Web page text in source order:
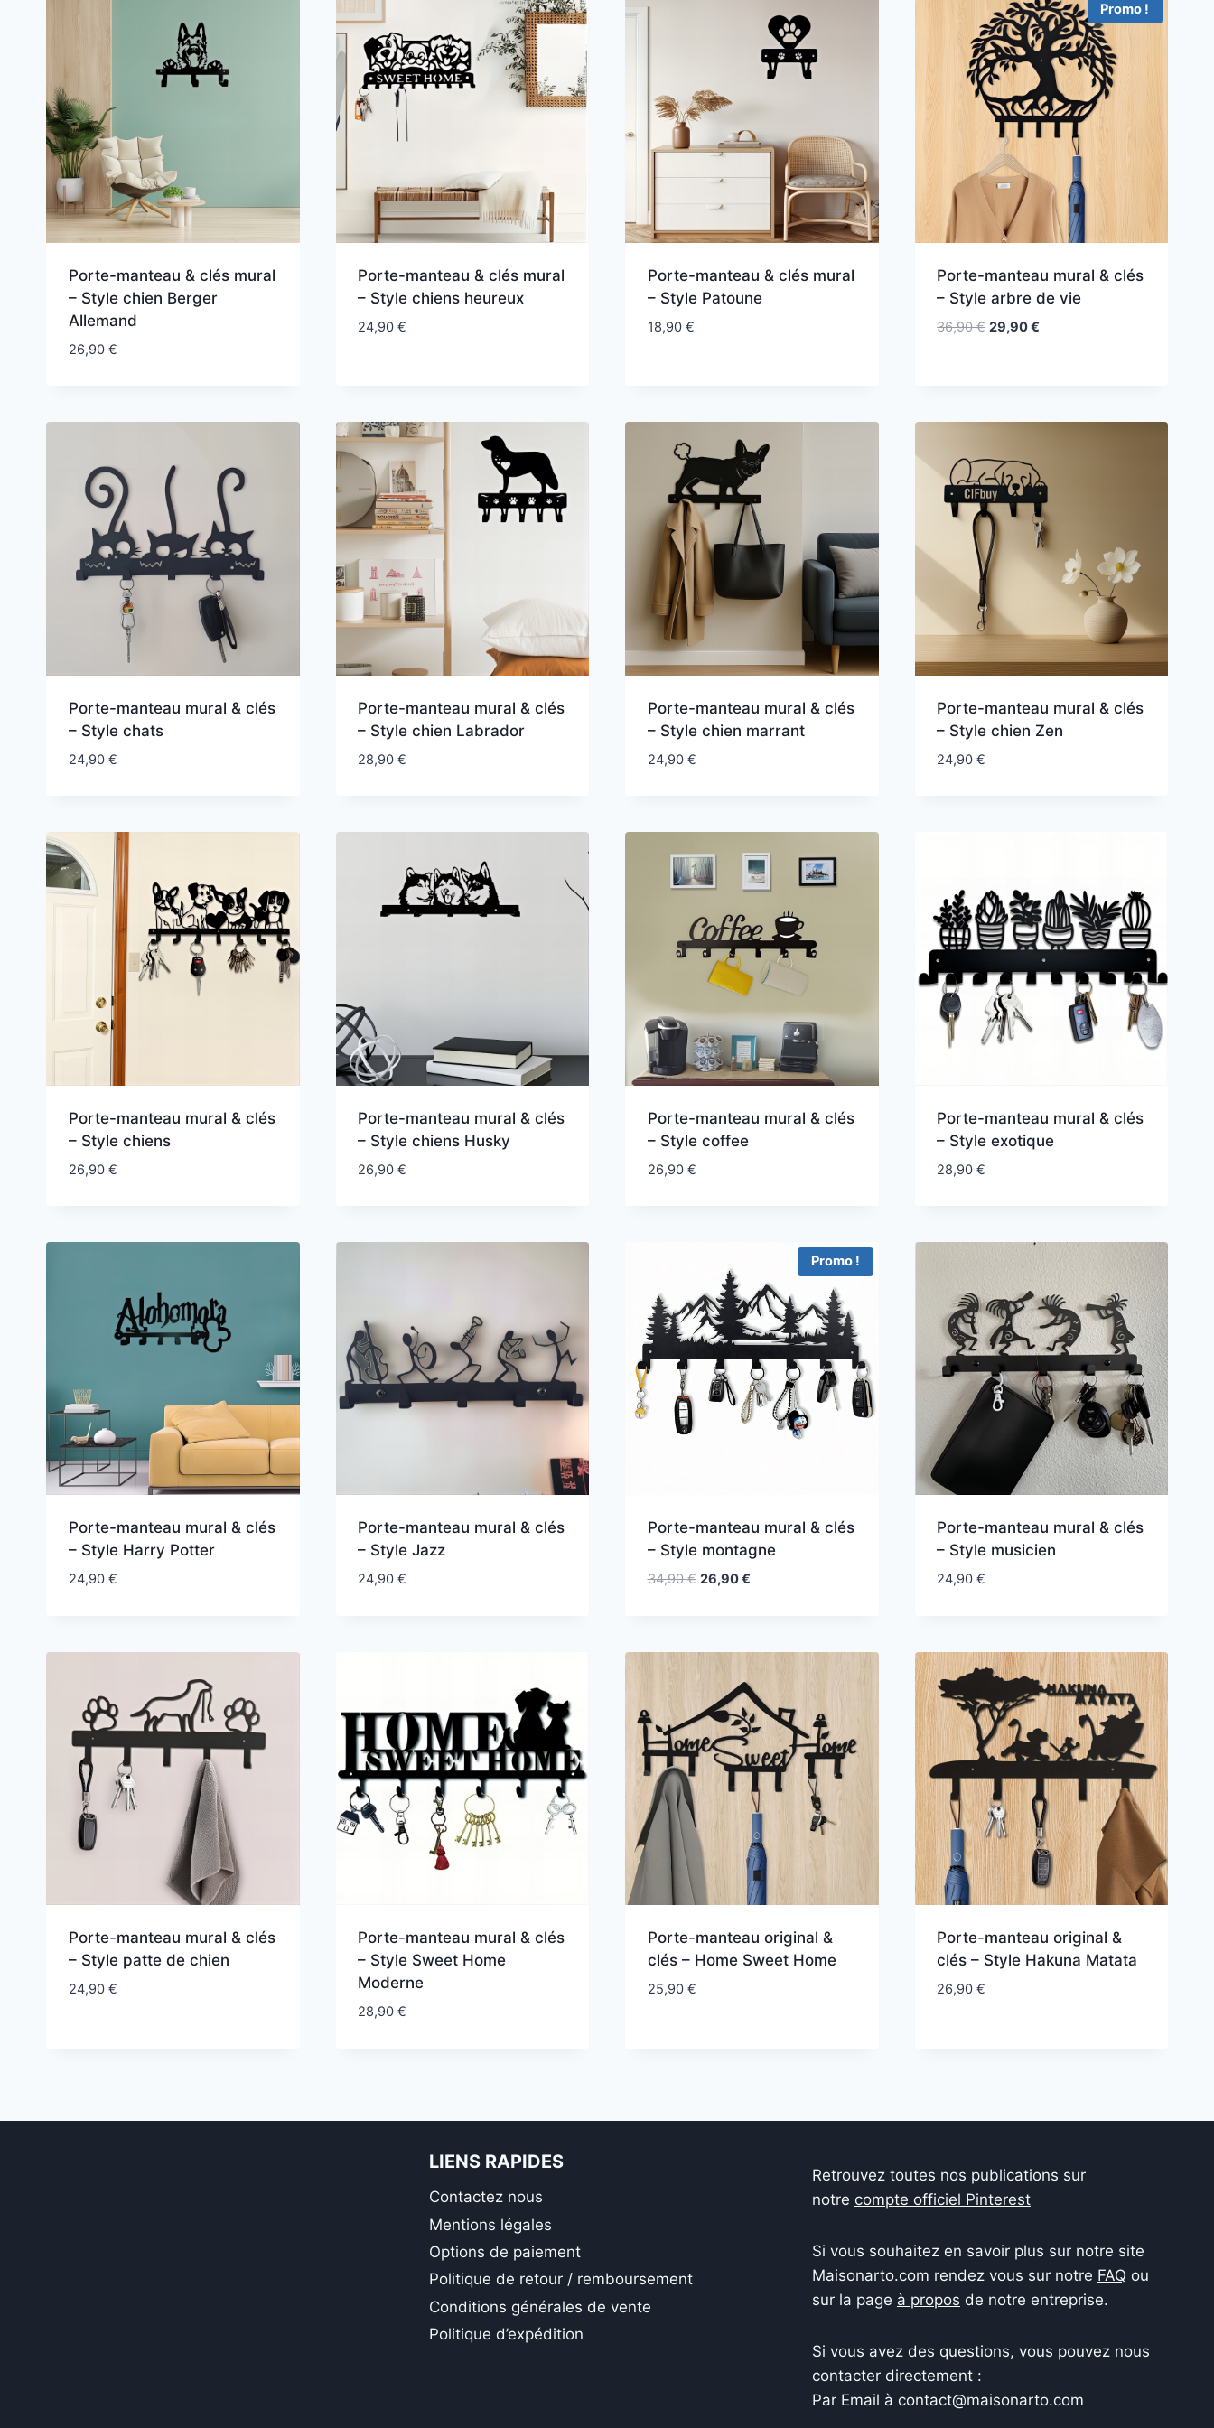
Porte-manteau & clés mural
– Style chien Berger
Allemand
26,90 €
Porte-manteau & clés mural
– Style chiens heureux
24,90 €
Porte-manteau & clés mural
– Style Patoune
18,90 €
Promo !
Porte-manteau mural & clés
– Style arbre de vie
36,90€ Le
29,90€
Porte-manteau mural & clés
– Style chats
24,90 €
Porte-manteau mural & clés
– Style chien Labrador
28,90 €
Porte-manteau mural & clés
– Style chien marrant
24,90 €
Porte-manteau mural & clés
– Style chien Zen
24,90 €
Porte-manteau mural & clés
– Style chiens
26,90 €
Porte-manteau mural & clés
– Style chiens Husky
26,90 €
Porte-manteau mural & clés
– Style coffee
26,90 €
Porte-manteau mural & clés
– Style exotique
28,90 €
Porte-manteau mural & clés
– Style Harry Potter
24,90 €
Porte-manteau mural & clés
– Style Jazz
24,90 €
Promo !
Porte-manteau mural & clés
– Style montagne
34,90€ Le
26,90€Le
Porte-manteau mural & clés
– Style musicien
24,90 €
Porte-manteau mural & clés
– Style patte de chien
24,90 €
Porte-manteau mural & clés
– Style Sweet Home
Moderne
28,90 €
Porte-manteau original &
clés – Home Sweet Home
25,90 €
Porte-manteau original &
clés – Style Hakuna Matata
26,90 €
LIENS RAPIDES
Contactez nous
Mentions légales
Options de paiement
Politique de retour / remboursement
Conditions générales de vente
Politique d’expédition
Retrouvez toutes nos publications sur
notre compte officiel Pinterest
Si vous souhaitez en savoir plus sur notre site
Maisonarto.com rendez vous sur notre FAQ ou
sur la page à propos de notre entreprise.
Si vous avez des questions, vous pouvez nous
contacter directement :
Par Email à contact@maisonarto.com